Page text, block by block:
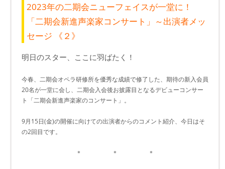
2023年の二期会ニューフェイスが一堂に！
「二期会新進声楽家コンサート」～出演者メッ
セージ 《２》
明日のスター、ここに羽ばたく！
今春、二期会オペラ研修所を優秀な成績で修了した、期待の新入会員
20名が一堂に会し、二期会入会後お披露目となるデビューコンサー
ト「二期会新進声楽家のコンサート」。
9月15日(金)の開催に向けての出演者からのコメント紹介、今日はそ
の2回目です。
＊ ＊ ＊